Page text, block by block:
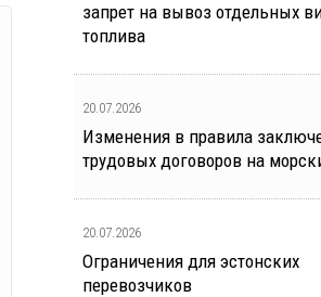
запрет на вывоз отдельных
топлива
20.07.2026
Изменения в правила
трудовых договоров на
20.07.2026
Ограничения для эстонских
перевозчиков